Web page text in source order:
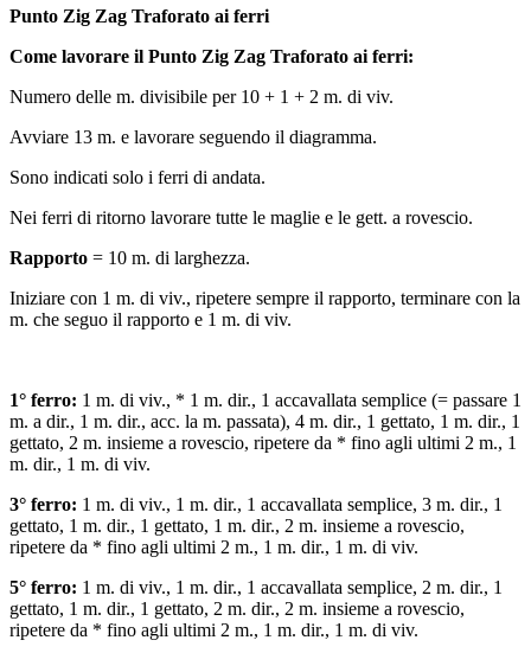
Punto Zig Zag Traforato ai ferri
Come lavorare il Punto Zig Zag Traforato ai ferri:
Numero delle m. divisibile per 10 + 1 + 2 m. di viv.
Avviare 13 m. e lavorare seguendo il diagramma.
Sono indicati solo i ferri di andata.
Nei ferri di ritorno lavorare tutte le maglie e le gett. a rovescio.
Rapporto = 10 m. di larghezza.
Iniziare con 1 m. di viv., ripetere sempre il rapporto, terminare con la
m. che seguo il rapporto e 1 m. di viv.
1° ferro: 1 m. di viv., * 1 m. dir., 1 accavallata semplice (= passare 1
m. a dir., 1 m. dir., acc. la m. passata), 4 m. dir., 1 gettato, 1 m. dir., 1
gettato, 2 m. insieme a rovescio, ripetere da * fino agli ultimi 2 m., 1
m. dir., 1 m. di viv.
3° ferro: 1 m. di viv., 1 m. dir., 1 accavallata semplice, 3 m. dir., 1
gettato, 1 m. dir., 1 gettato, 1 m. dir., 2 m. insieme a rovescio,
ripetere da * fino agli ultimi 2 m., 1 m. dir., 1 m. di viv.
5° ferro: 1 m. di viv., 1 m. dir., 1 accavallata semplice, 2 m. dir., 1
gettato, 1 m. dir., 1 gettato, 2 m. dir., 2 m. insieme a rovescio,
ripetere da * fino agli ultimi 2 m., 1 m. dir., 1 m. di viv.